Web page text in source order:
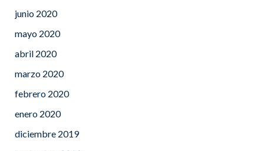
junio 2020
mayo 2020
abril 2020
marzo 2020
febrero 2020
enero 2020
diciembre 2019